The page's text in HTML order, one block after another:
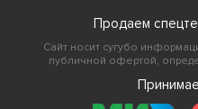
Продаем
Сайт носит сугубо
публичной офертой,